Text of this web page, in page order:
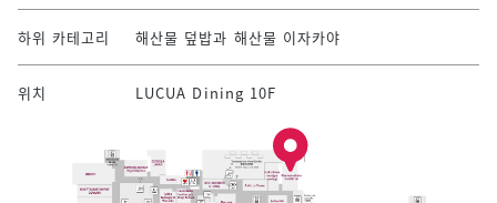
하위 카테고리 해산물 덮밥과 해산물 이자카야
위치 LUCUA Dining 10F